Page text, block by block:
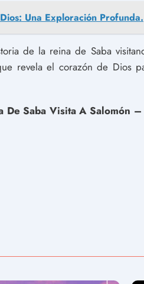
Una Exploración Profunda.
de la reina de Saba
revela el corazón de Dios
De Saba Visita A Salomón